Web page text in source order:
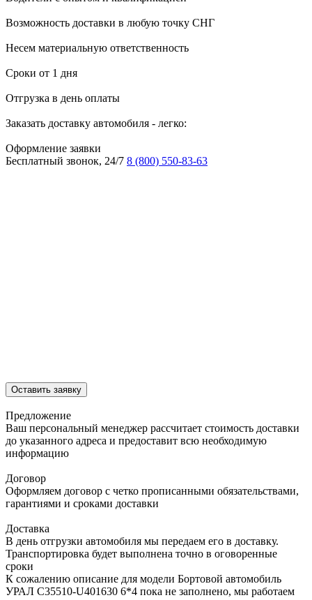
Возможность доставки в любую точку СНГ
Несем материальную ответственность
Сроки от 1 дня
Отгрузка в день оплаты
Заказать доставку автомобиля - легко:
Оформление заявки
Бесплатный звонок, 24/7 8 (800) 550-83-63
Оставить заявку
Предложение
Ваш персональный менеджер рассчитает стоимость доставки
до указанного адреса и предоставит всю необходимую
информацию
Договор
Оформляем договор с четко прописанными обязательствами,
гарантиями и сроками доставки
Доставка
В день отгрузки автомобиля мы передаем его в доставку.
Транспортировка будет выполнена точно в оговоренные
сроки
К сожалению описание для модели Бортовой автомобиль
УРАЛ C35510-U401630 6*4 пока не заполнено, мы работаем